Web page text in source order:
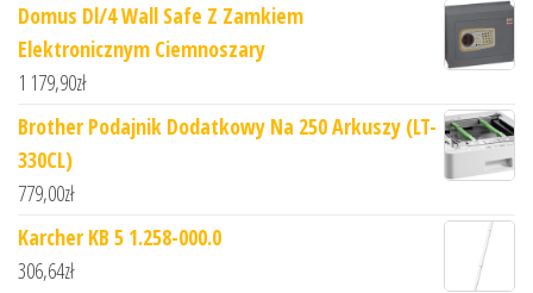
Domus Dl/4 Wall Safe Z Zamkiem
Elektronicznym Ciemnoszary
1 179,90zł
Brother Podajnik Dodatkowy Na 250 Arkuszy (LT-
330CL)
779,00zł
Karcher KB 5 1.258-000.0
306,64zł